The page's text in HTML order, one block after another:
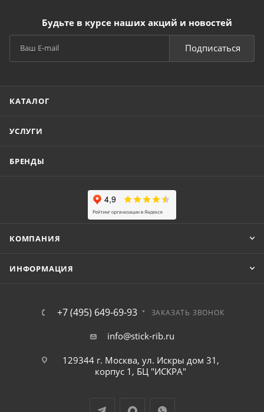
Будьте в курсе наших акций и новостей
Подписаться
КАТАЛОГ
УСЛУГИ
БРЕНДЫ
КОМПАНИЯ
ИНФОРМАЦИЯ
+7 (495) 649-69-93 ЗАКАЗАТЬ ЗВОНОК
info@stick-rib.ru
129344 г. Москва, ул. Искры дом 31,
корпус 1, БЦ "ИСКРА"